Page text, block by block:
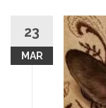
treści
23
MAR